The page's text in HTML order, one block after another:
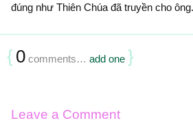
đúng như Thiên Chúa đã truyền cho ông.
{ 0 comments… add one }
Leave a Comment